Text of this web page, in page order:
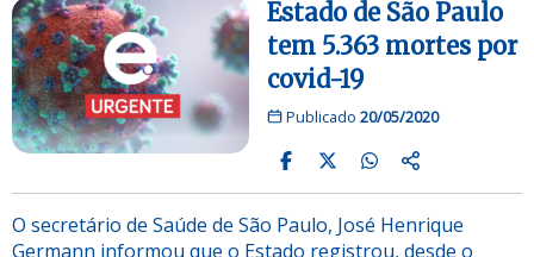
Estado de São Paulo
tem 5.363 mortes por
covid-19
Publicado 20/05/2020
O secretário de Saúde de São Paulo, José Henrique
Germann informou que o Estado registrou, desde o